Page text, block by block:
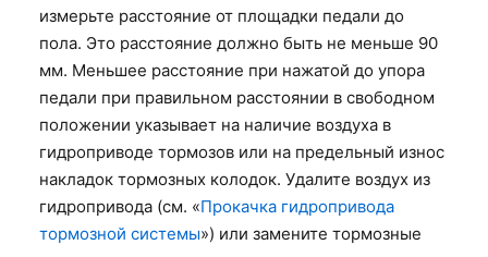
измерьте расстояние от площадки педали до
пола. Это расстояние должно быть не меньше 90
мм. Меньшее расстояние при нажатой до упора
педали при правильном расстоянии в свободном
положении указывает на наличие воздуха в
гидроприводе тормозов или на предельный износ
накладок тормозных колодок. Удалите воздух из
гидропривода (см. «Прокачка гидропривода
тормозной системы») или замените тормозные